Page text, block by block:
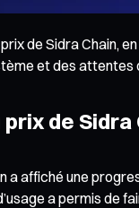
de Sidra Chain,
et des attentes
de
a affiché une
a permis de